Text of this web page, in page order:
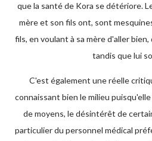
que la santé de Kora se détériore.
mère et son fils ont, sont
fils, en voulant à sa mère d'aller
tandis que lui
C'est également une réelle
connaissant bien le milieu
de moyens, le désintérêt de
particulier du personnel médical